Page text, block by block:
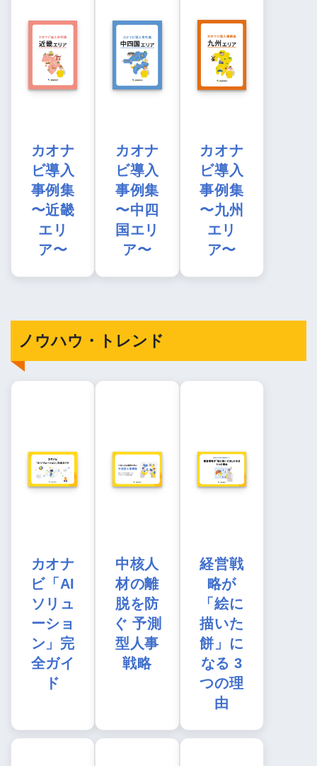
カオナ
ビ導入
事例集
〜近畿
エリ
ア〜
カオナ
ビ導入
事例集
〜中四
国エリ
ア〜
カオナ
ビ導入
事例集
〜九州
エリ
ア〜
ノウハウ・トレンド
カオナ
ビ「AI
ソリュ
ーショ
ン」完
全ガイ
ド
中核人
材の離
脱を防
ぐ 予測
型人事
戦略
経営戦
略が
「絵に
描いた
餅」に
なる 3
つの理
由